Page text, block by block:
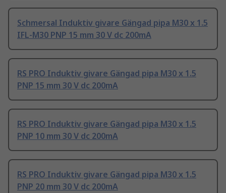
Schmersal Induktiv givare Gängad pipa M30 x 1.5
IFL-M30 PNP 15 mm 30 V dc 200mA
RS PRO Induktiv givare Gängad pipa M30 x 1.5
PNP 15 mm 30 V dc 200mA
RS PRO Induktiv givare Gängad pipa M30 x 1.5
PNP 10 mm 30 V dc 200mA
RS PRO Induktiv givare Gängad pipa M30 x 1.5
PNP 20 mm 30 V dc 200mA